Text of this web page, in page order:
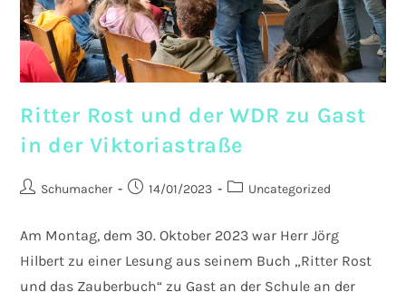
Ritter Rost und der WDR zu Gast
in der Viktoriastraße
Beitrags-
Schumacher
Beitrag14/01/2023
Beitrags-
Uncategorized
Am Montag, dem 30. Oktober 2023 war Herr Jörg
Hilbert zu einer Lesung aus seinem Buch „Ritter Rost
und das Zauberbuch“ zu Gast an der Schule an der